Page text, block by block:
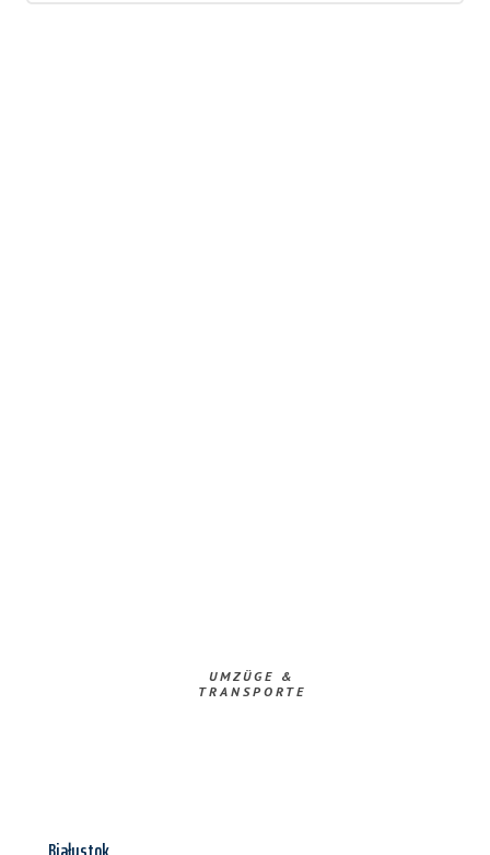
UMZÜGE &
TRANSPORTE